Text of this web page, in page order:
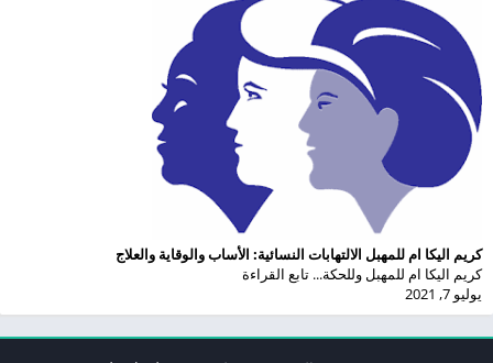
كريم اليكا ام للمهبل الالتهابات النسائية: الأساب والوقاية والعلاج
كريم اليكا ام للمهبل وللحكة... تابع القراءة
يوليو 7, 2021